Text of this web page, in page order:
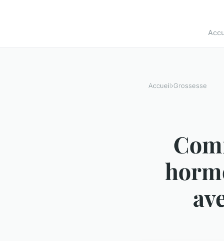
Accueil›Grossesse